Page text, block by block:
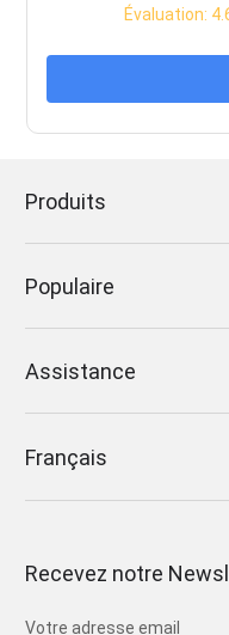
Évaluation:
Produits
Populaire
Assistance
Français
Recevez notre